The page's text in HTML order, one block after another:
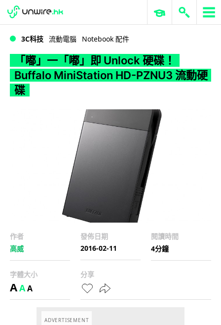
WWDC 2026 ERP 與商業 AI
3C科技 流動電腦 Notebook 配件
「嘟」一「嘟」即 Unlock 硬碟！
Buffalo MiniStation HD-PZNU3 流動硬
碟
作者
高威
發佈日期
2016-02-11
閱讀時間
4分鐘
字體大小
AAA
分享
ADVERTISEMENT